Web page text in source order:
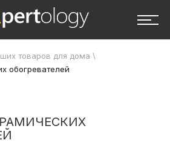
товаров для дома \
обогревателей